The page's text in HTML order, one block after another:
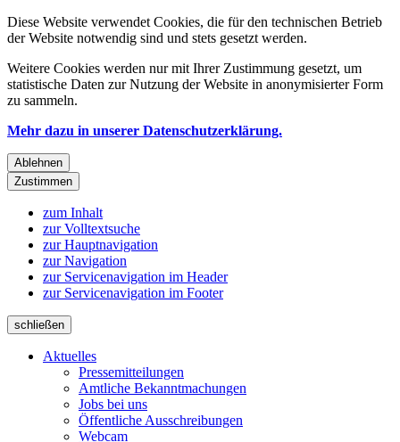
Diese Website verwendet Cookies, die für den technischen Betrieb
der Website notwendig sind und stets gesetzt werden.
Weitere Cookies werden nur mit Ihrer Zustimmung gesetzt, um
statistische Daten zur Nutzung der Website in anonymisierter Form
zu sammeln.
Mehr dazu in unserer Datenschutzerklärung.
Ablehnen
Zustimmen
zum Inhalt
zur Volltextsuche
zur Hauptnavigation
zur Navigation
zur Servicenavigation im Header
zur Servicenavigation im Footer
schließen
Aktuelles
Pressemitteilungen
Amtliche Bekanntmachungen
Jobs bei uns
Öffentliche Ausschreibungen
Webcam